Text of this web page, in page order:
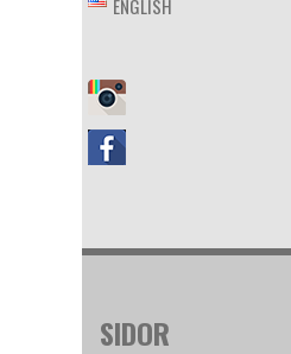
ENGLISH
SIDOR